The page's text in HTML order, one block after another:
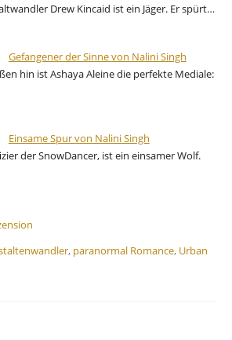
Drew Kincaid ist ein Jäger. Er spürt…
Gefangener der Sinne von Nalini Singh
hin ist Ashaya Aleine die perfekte Mediale:
Einsame Spur von Nalini Singh
der SnowDancer, ist ein einsamer Wolf.
, paranormal Romance, Urban